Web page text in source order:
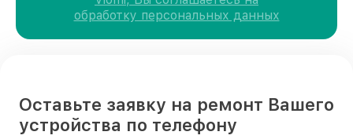
обработку персональных данных
Оставьте заявку на ремонт Вашего
устройства по телефону